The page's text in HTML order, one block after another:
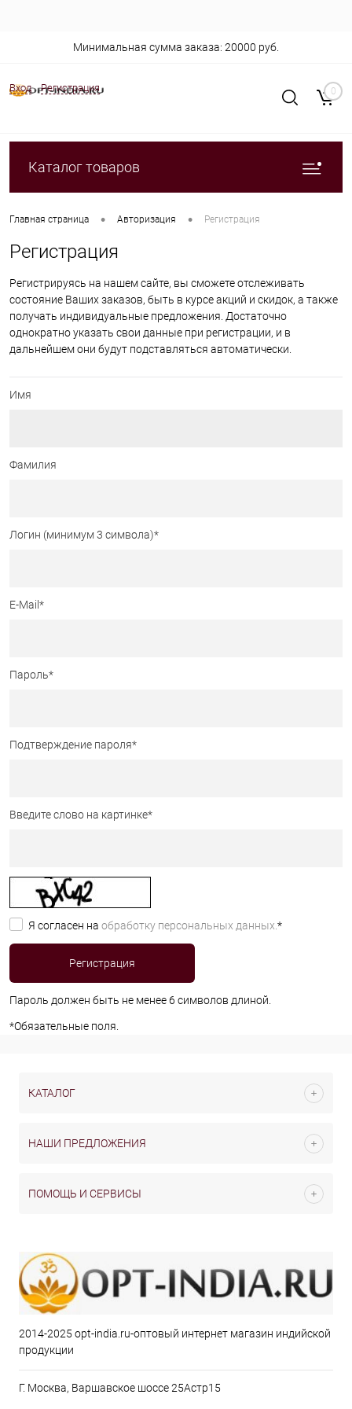
Вход Регистрация
Минимальная сумма заказа: 20000 руб.
0
Каталог товаров
Главная страница • Авторизация • Регистрация
Регистрация
Регистрируясь на нашем сайте, вы сможете отслеживать
состояние Ваших заказов, быть в курсе акций и скидок, а также
получать индивидуальные предложения. Достаточно
однократно указать свои данные при регистрации, и в
дальнейшем они будут подставляться автоматически.
Имя
Фамилия
Логин (минимум 3 символа)*
E-Mail *
Пароль*
Подтверждение пароля*
Введите слово на картинке*
Я согласен на обработку персональных данных. *
Пароль должен быть не менее 6 символов длиной.
*Обязательные поля.
КАТАЛОГ
НАШИ ПРЕДЛОЖЕНИЯ
ПОМОЩЬ И СЕРВИСЫ
2014-2025 opt-india.ru-оптовый интернет магазин индийской
продукции
Г. Москва, Варшавское шоссе 25Астр15